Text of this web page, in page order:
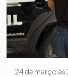
24 de março às